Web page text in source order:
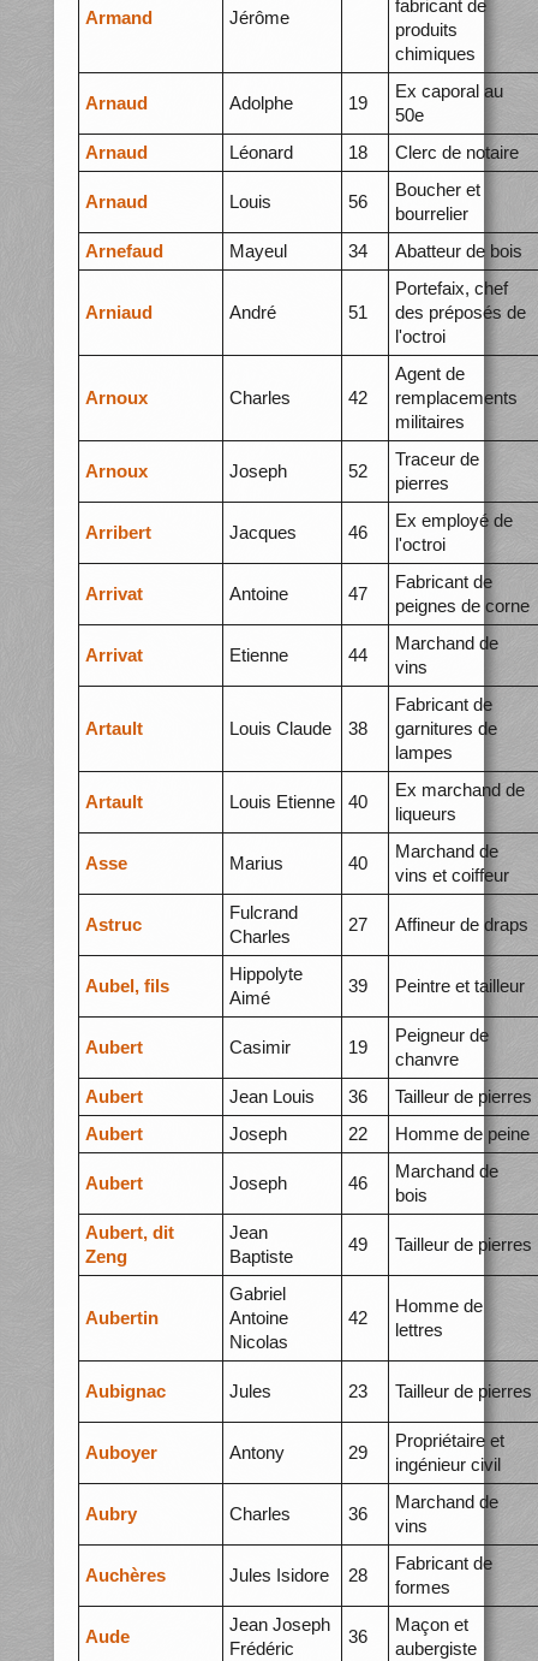
Armand Jérôme
fabricant de
produits
chimiques
Arnaud Adolphe 19
Ex caporal au
50e
Arnaud
Léonard 18 Clerc de notaire
Arnaud Louis 56
Boucher et
bourrelier
Arnefaud
Mayeul 34 Abatteur de bois
Arniaud André 51
Portefaix, chef
des préposés de
l'octroi
Arnoux Charles 42
Agent de
remplacements
militaires
Arnoux Joseph 52
Traceur de
pierres
Arribert Jacques 46
Ex employé de
l'octroi
Arrivat Antoine 47
Fabricant de
peignes de corne
Arrivat Etienne 44
Marchand de
vins
Artault Louis Claude 38
Fabricant de
garnitures de
lampes
Artault Louis Etienne 40
Ex marchand de
liqueurs
Asse Marius 40
Marchand de
vins et coiffeur
Astruc
Fulcrand
Charles
27 Affineur de draps
Aubel, fils
Hippolyte
Aimé
39 Peintre et tailleur
Aubert Casimir 19
Peigneur de
chanvre
Aubert
Jean Louis 36
Tailleur de pierres
Aubert
Joseph 22 Homme de peine
Aubert Joseph 46
Marchand de
bois
Aubert, dit
Zeng
Jean
Baptiste
49 Tailleur de pierres
Aubertin
Gabriel
Antoine
Nicolas
42
Homme de
lettres
Aubignac Jules 23 Tailleur de pierres
Auboyer Antony 29
Propriétaire et
ingénieur civil
Aubry Charles 36
Marchand de
vins
Auchères Jules Isidore 28
Fabricant de
formes
Aude
Jean Joseph
Frédéric
36
Maçon et
aubergiste